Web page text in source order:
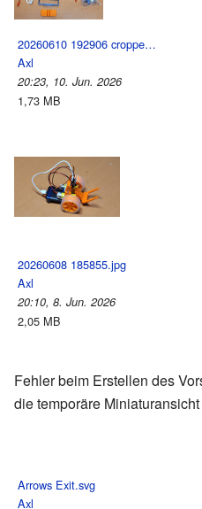
20260610 192906 croppe…
Axl
20:23, 10. Jun. 2026
1,73 MB
20260608 185855.jpg
Axl
20:10, 8. Jun. 2026
2,05 MB
Fehler beim Erstellen des
die temporäre
Arrows Exit.svg
Axl